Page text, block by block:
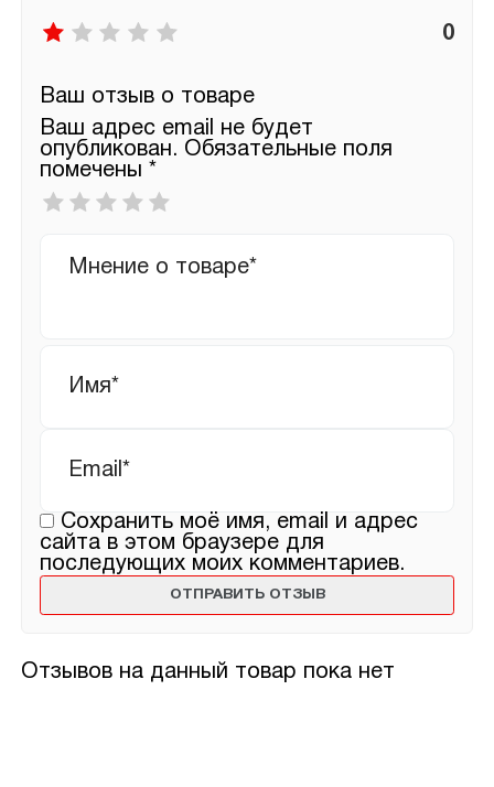
Отзывов на данный товар пока нет
0
Ваш отзыв о товаре
Ваш адрес email не будет
опубликован. Обязательные поля
помечены *
Ваша
оценка
отзыв
Сохранить моё имя, email и адрес
сайта в этом браузере для
последующих моих комментариев.